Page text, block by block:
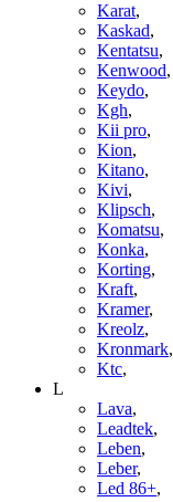
Karat,
Kaskad,
Kentatsu,
Kenwood,
Keydo,
Kgh,
Kii pro,
Kion,
Kitano,
Kivi,
Klipsch,
Komatsu,
Konka,
Korting,
Kraft,
Kramer,
Kreolz,
Kronmark,
Ktc,
L
Lava,
Leadtek,
Leben,
Leber,
Led 86+,